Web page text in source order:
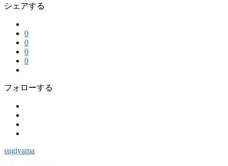
シェアする
0
0
0
0
フォローする
sugiyama